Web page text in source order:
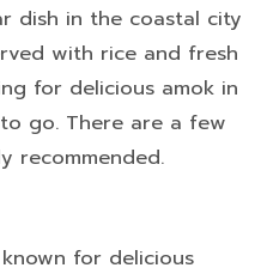
dish in the coastal city
with rice and fresh
for delicious amok in
go. There are a few
recommended.
for delicious